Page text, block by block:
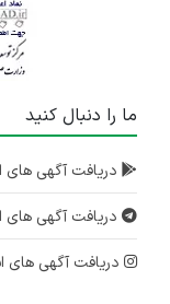
ما را دنبال کنید
دریافت آگهی های
دریافت آگهی های
دریافت آگهی های